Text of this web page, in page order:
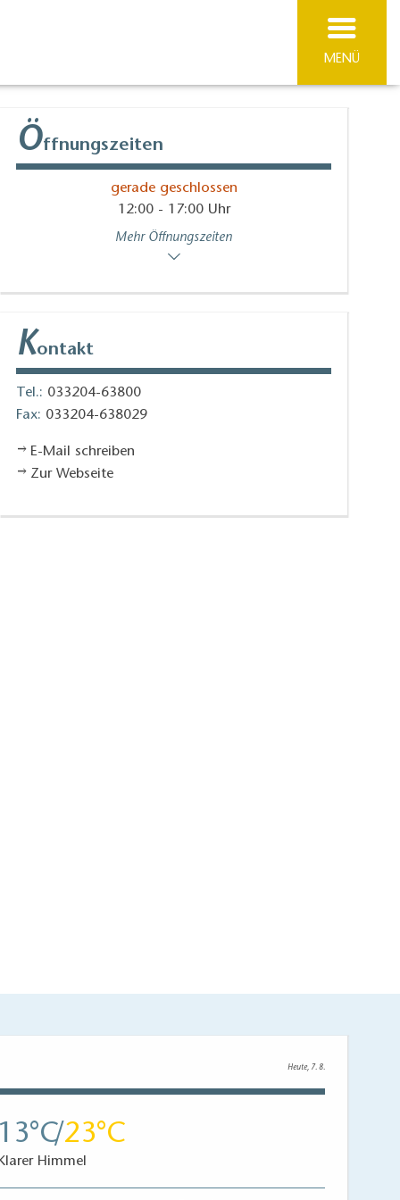
MENÜ
Öffnungszeiten
gerade geschlossen
12:00 - 17:00 Uhr
Mehr Öffnungszeiten
Kontakt
Tel.: 033204-63800
Fax: 033204-638029
E-Mail schreiben
Zur Webseite
Heute, 7. 8.
13 23
Klarer Himmel